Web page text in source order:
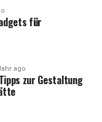
für
ago
zur Gestaltung